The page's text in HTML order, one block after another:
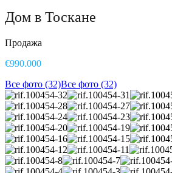
Дом в Тоскане
Продажа
€990.000
Все фото (32)Все фото (32)